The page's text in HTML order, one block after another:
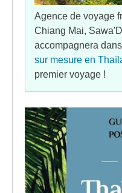
Agence de voyage
Chiang Mai,
accompagnera
sur mesure en
premier voyage !